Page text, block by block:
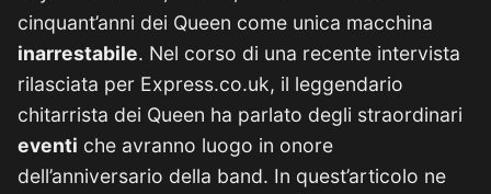
cinquant’anni dei Queen come unica macchina
inarrestabile. Nel corso di una recente intervista
rilasciata per Express.co.uk, il leggendario
chitarrista dei Queen ha parlato degli straordinari
eventi che avranno luogo in onore
dell’anniversario della band. In quest’articolo ne